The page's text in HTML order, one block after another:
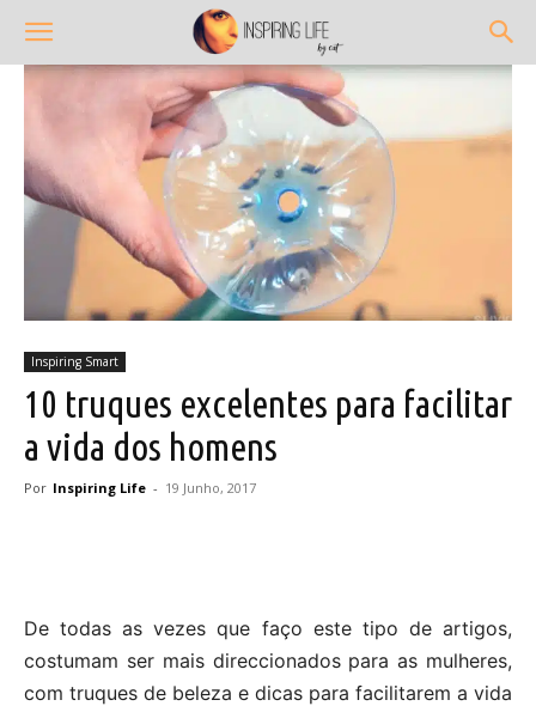
Inspiring Smart
10 truques excelentes para facilitar
a vida dos homens
Por Inspiring Life - 19 Junho, 2017
De todas as vezes que faço este tipo de artigos,
costumam ser mais direccionados para as mulheres,
com truques de beleza e dicas para facilitarem a vida